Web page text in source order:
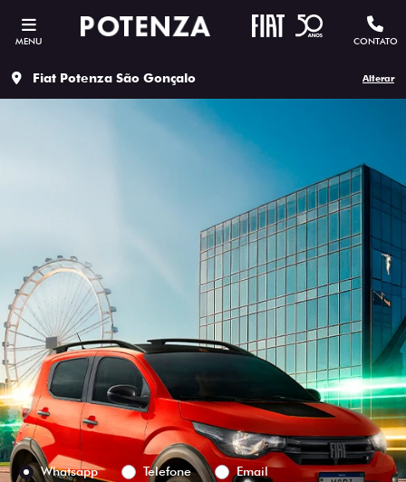
MENU CONTATO
Fiat Potenza São Gonçalo Alterar
ESTOU INTERESSADO
Versão escolhida
Preferência de contato:
Whatsapp
Telefone Email